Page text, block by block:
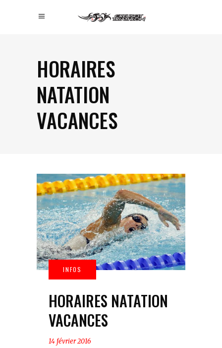
HORAIRES
NATATION
VACANCES
HORAIRES NATATION
VACANCES
14 février 2016